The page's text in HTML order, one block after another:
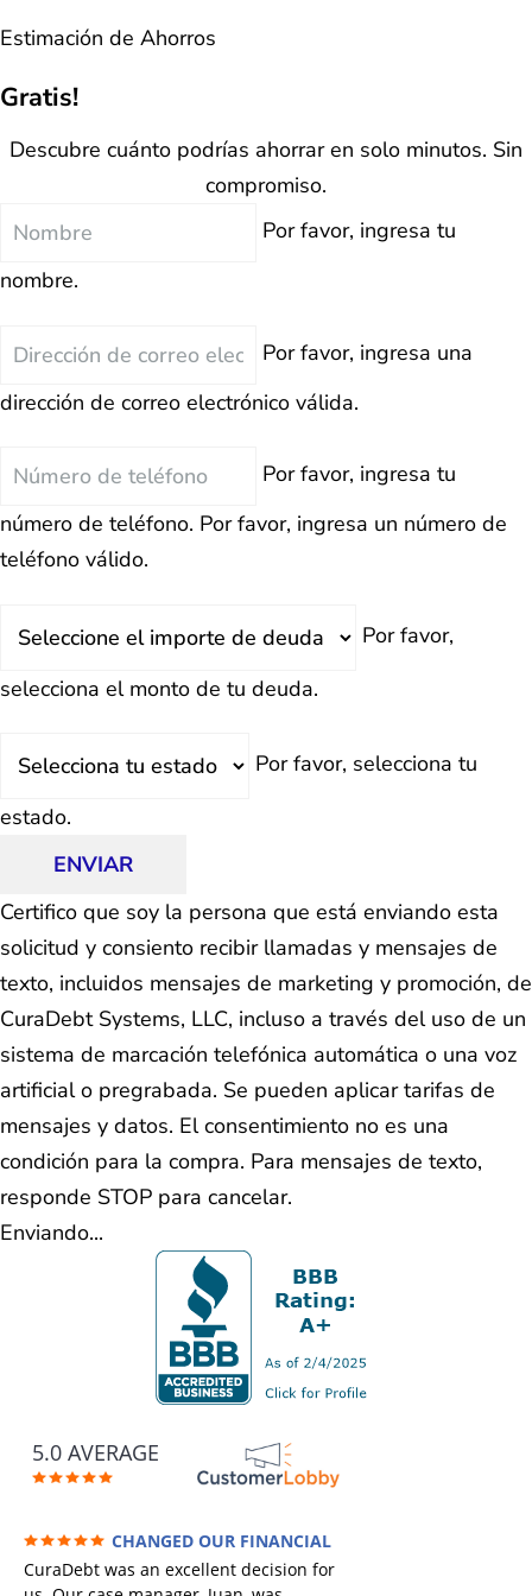
Estimación de Ahorros
Gratis!
Descubre cuánto podrías ahorrar en solo minutos. Sin
compromiso.
Nombre
Por favor, ingresa tu
nombre.
Correo
Por favor, ingresa una
dirección de correo electrónico válida.
Teléfono
Por favor, ingresa tu
número de teléfono. Por favor, ingresa un número de
teléfono válido.
Por favor,
selecciona el monto de tu deuda.
Por favor, selecciona tu
estado.
ENVIAR
Certifico que soy la persona que está enviando esta
solicitud y consiento recibir llamadas y mensajes de
texto, incluidos mensajes de marketing y promoción, de
CuraDebt Systems, LLC, incluso a través del uso de un
sistema de marcación telefónica automática o una voz
artificial o pregrabada. Se pueden aplicar tarifas de
mensajes y datos. El consentimiento no es una
condición para la compra. Para mensajes de texto,
responde STOP para cancelar.
Enviando...
5.0 AVERAGE
CHANGED OUR FINANCIAL
FUTURE (credit 200 Points / 90 K in debt
GONE)
CuraDebt was an excellent decision for